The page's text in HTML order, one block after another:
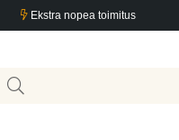
Ekstra nopea toimitus